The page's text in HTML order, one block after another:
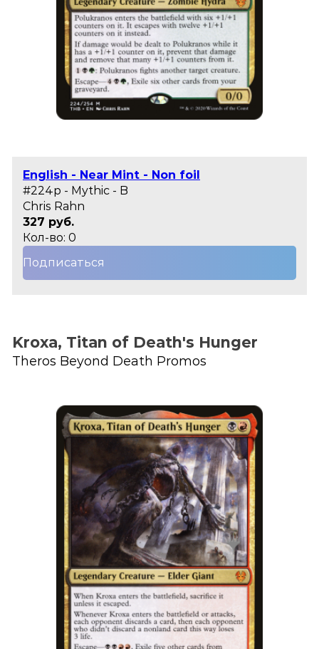
English - Near Mint - Non foil
#224p - Mythic - B
Chris Rahn
327 руб.
Кол-во: 0
Подписаться
Kroxa, Titan of Death's Hunger
Theros Beyond Death Promos